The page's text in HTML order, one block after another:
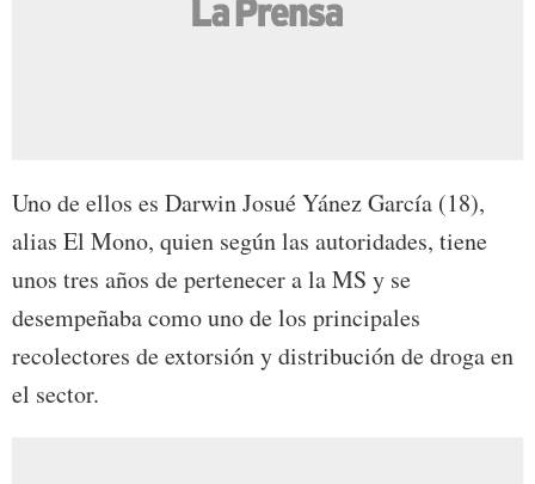
Uno de ellos es Darwin Josué Yánez García (18),
alias El Mono, quien según las autoridades, tiene
unos tres años de pertenecer a la MS y se
desempeñaba como uno de los principales
recolectores de extorsión y distribución de droga en
el sector.